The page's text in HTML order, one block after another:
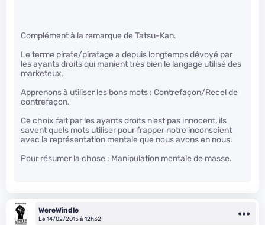
Complément à la remarque de Tatsu-Kan.
Le terme pirate/piratage a depuis longtemps dévoyé par
les ayants droits qui manient très bien le langage utilisé des
marketeux.
Apprenons à utiliser les bons mots : Contrefaçon/Recel de
contrefaçon.
Ce choix fait par les ayants droits n’est pas innocent, ils
savent quels mots utiliser pour frapper notre inconscient
avec la représentation mentale que nous avons en nous.
Pour résumer la chose : Manipulation mentale de masse.
WereWindle
Le 14/02/2015 à 12h32